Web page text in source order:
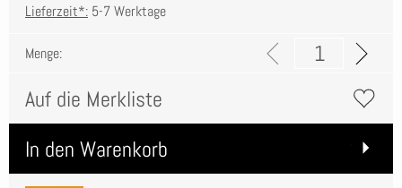
Lieferzeit*: 5-7 Werktage
Menge:
Auf die Merkliste
In den Warenkorb